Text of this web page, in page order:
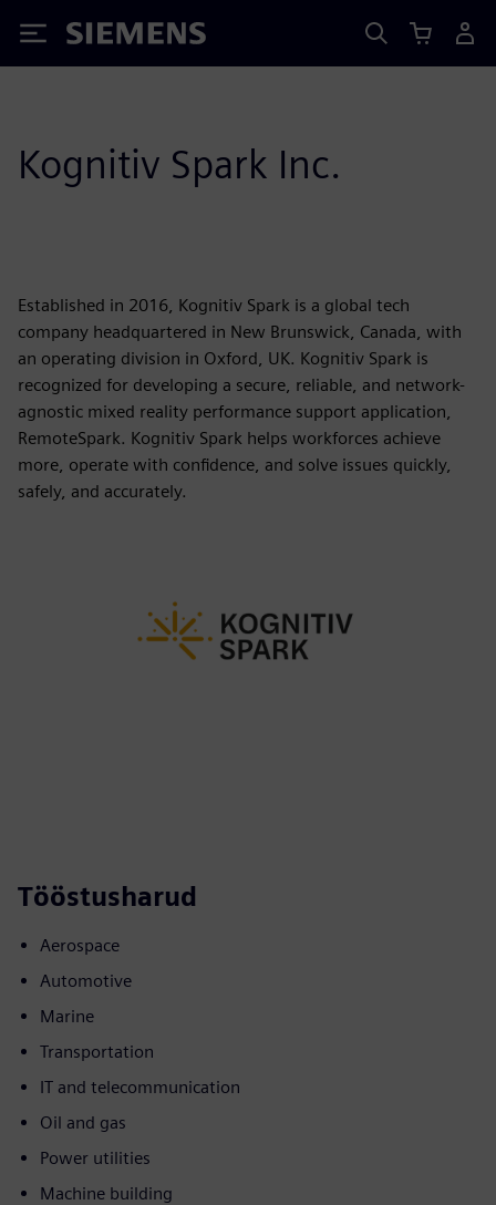
Siemens
Kognitiv Spark Inc.
Established in 2016, Kognitiv Spark is a global tech
company headquartered in New Brunswick, Canada, with
an operating division in Oxford, UK. Kognitiv Spark is
recognized for developing a secure, reliable, and network-
agnostic mixed reality performance support application,
RemoteSpark. Kognitiv Spark helps workforces achieve
more, operate with confidence, and solve issues quickly,
safely, and accurately.
Tööstusharud
Aerospace
Automotive
Marine
Transportation
IT and telecommunication
Oil and gas
Power utilities
Machine building